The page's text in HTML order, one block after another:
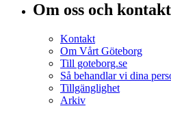
Om oss och kontakt
Kontakt
Om Vårt Göteborg
Till goteborg.se
Så behandlar vi dina
Tillgänglighet
Arkiv